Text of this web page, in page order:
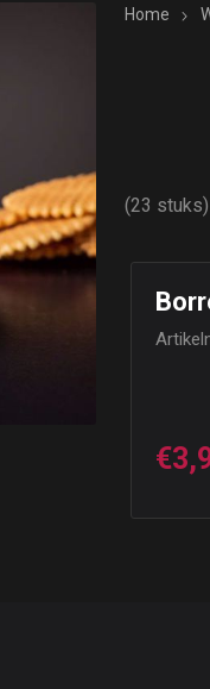
Home
(23 stuks)